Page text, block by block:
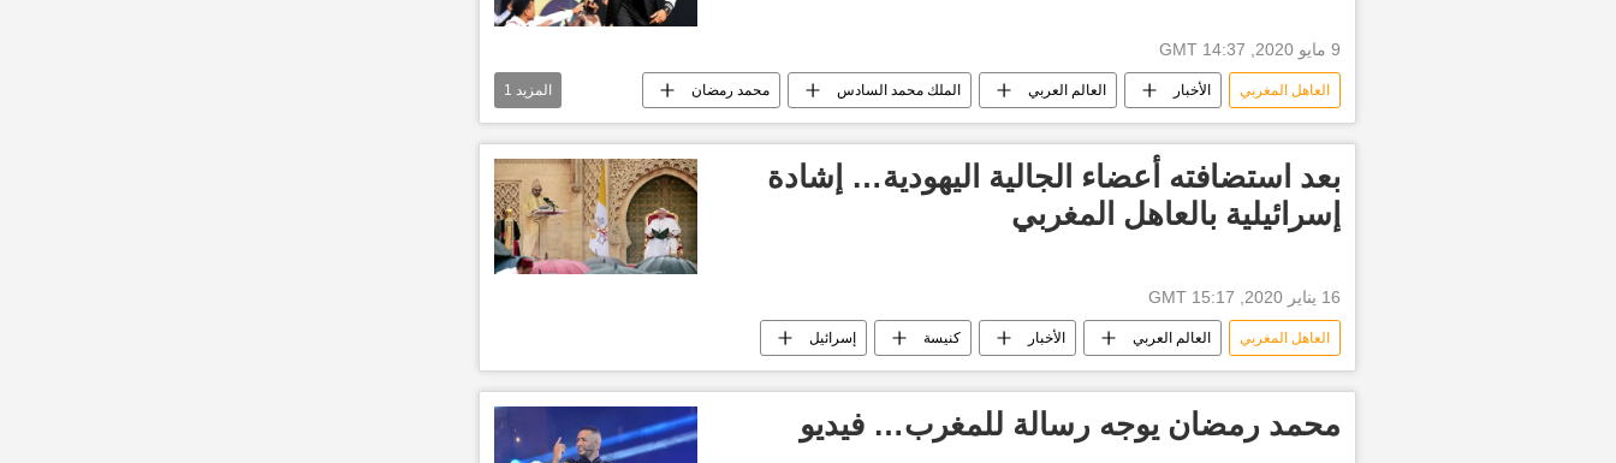
9 مايو 2020, 14:37 GMT
العاهل المغربي الأخبار العالم العربي الملك محمد السادس محمد رمضان
فيروس كورونا
المزيد 1
بعد استضافته أعضاء الجالية اليهودية… إشادة
إسرائيلية بالعاهل المغربي
16 يناير 2020, 15:17 GMT
العاهل المغربي العالم العربي الأخبار كنيسة إسرائيل
محمد رمضان يوجه رسالة للمغرب… فيديو